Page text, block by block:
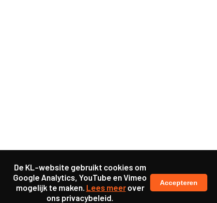
De KL-website gebruikt cookies om
Google Analytics, YouTube en Vimeo
mogelijk te maken. Lees meerover
ons privacybeleid.
Accepteren